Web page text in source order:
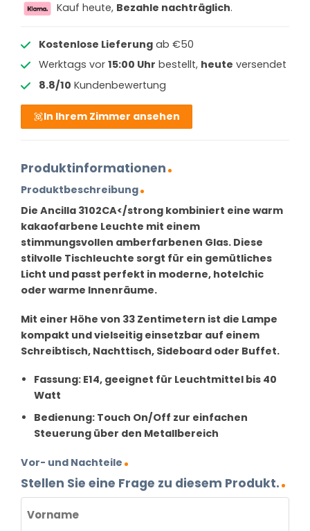
Kauf heute, Bezahle nachträglich.
Kostenlose Lieferungab €50
Werktags vor 15:00 Uhr bestellt, heute versendet
8.8/10 Kundenbewertung
In Ihrem Zimmer ansehen
Produktinformationen
Produktbeschreibung
Die Ancilla 3102CA</strong kombiniert eine warm
kakaofarbene Leuchte mit einem
stimmungsvollen amberfarbenen Glas. Diese
stilvolle Tischleuchte sorgt für ein gemütliches
Licht und passt perfekt in moderne, hotelchic
oder warme Innenräume.
Mit einer Höhe von 33 Zentimetern ist die Lampe
kompakt und vielseitig einsetzbar auf einem
Schreibtisch, Nachttisch, Sideboard oder Buffet.
Fassung:E14, geeignet für Leuchtmittel bis 40
Watt
Bedienung:Touch On/Off zur einfachen
Steuerung über den Metallbereich
Vor- und Nachteile
Stellen Sie eine Frage zu diesem Produkt.
(ERFORDERLICH)